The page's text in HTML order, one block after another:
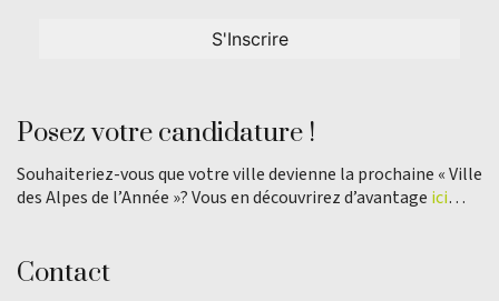
Posez votre candidature !
Souhaiteriez-vous que votre ville devienne la prochaine « Ville
des Alpes de l’Année »? Vous en découvrirez d’avantage ici…
Contact